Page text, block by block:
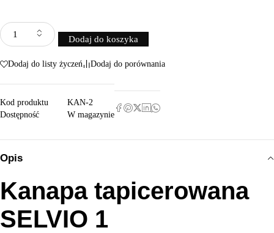
Dodaj do koszyka
Dodaj do listy życzeń Dodaj do porównania
Kod produktu
KAN-2
Dostępność
W magazynie
Opis
Kanapa tapicerowana
SELVIO 1